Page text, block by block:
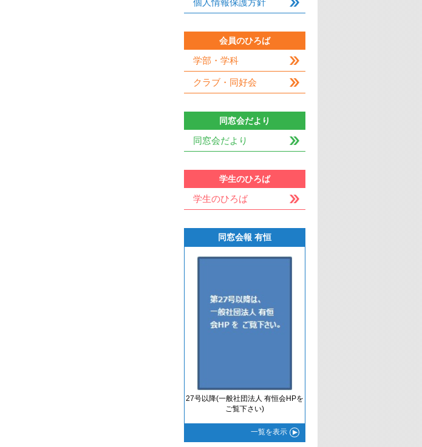
個人情報保護方針
会員のひろば
学部・学科
クラブ・同好会
同窓会だより
同窓会だより
学生のひろば
学生のひろば
同窓会報 有恒
27号以降(一般社団法人 有恒会HPを
ご覧下さい)
一覧を表示